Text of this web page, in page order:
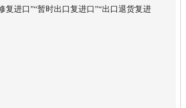
进口”“暂时出口复进口”“出口退货复进